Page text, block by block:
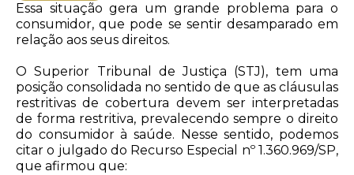
Essa situação gera um grande problema para o
consumidor, que pode se sentir desamparado em
relação aos seus direitos.
O Superior Tribunal de Justiça (STJ), tem uma
posição consolidada no sentido de que as cláusulas
restritivas de cobertura devem ser interpretadas
de forma restritiva, prevalecendo sempre o direito
do consumidor à saúde. Nesse sentido, podemos
citar o julgado do Recurso Especial nº 1.360.969/SP,
que afirmou que: